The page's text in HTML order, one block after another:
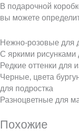
В подарочной
вы можете
Нежно-розовые для
С яркими рисунками
Редкие оттенки для
Черные, цвета
для подростка
Разноцветные для
Похожие